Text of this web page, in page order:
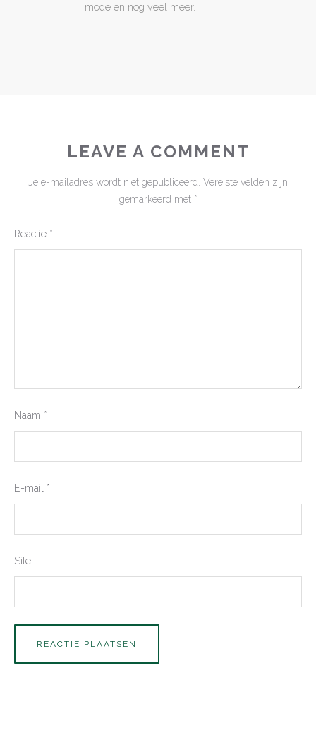
mode en nog veel meer.
LEAVE A COMMENT
Je e-mailadres wordt niet gepubliceerd. Vereiste velden zijn
gemarkeerd met *
Reactie *
Naam *
E-mail *
Site